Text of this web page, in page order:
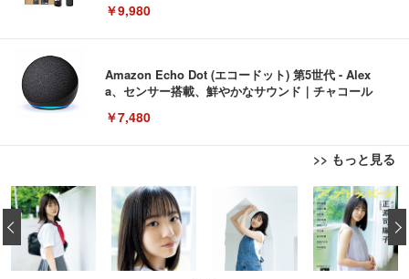
￥9,980
Amazon Echo Dot (エコードット) 第5世代 - Alex
a、センサー搭載、鮮やかなサウンド｜チャコール
￥7,480
>> もっと見る
[EdoErgo] オフィスチェア 椅子 テレワーク 疲れな
い 跳ね上げ式アームレスト コンパクト 約105度ロッ
キング pc 事務椅子 360度回転 座面昇降 強化ナイロ
ン樹脂ベース 通気性メッシュ 在宅ワーク H-WY01
(黒網+黒枠+黒足)
￥5,699
EIZO ビジネス向けプレミアムモニター | FlexScan
EV3240X-WT | 31.5型4K UHD・USB Type-C・ホワ
イト
￥105,595
Amazonベーシック ペットシーツ 薄型 レギュラー 1
回使い捨て 無香料 ホワイト 300枚
￥3,373
‹